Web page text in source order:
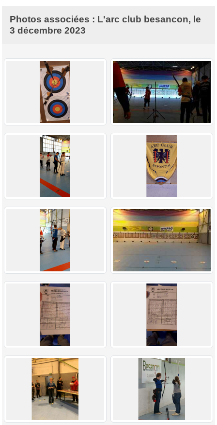
Photos associées : L'arc club besancon, le
3 décembre 2023